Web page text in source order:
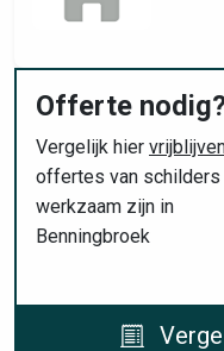
Offerte
Vergelijk hier
offertes van
werkzaam zijn in
Benningbroek